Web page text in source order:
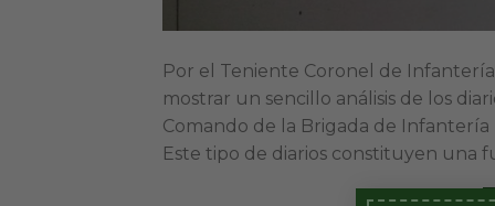
Por el Teniente Coronel de
mostrar un sencillo análisis de los
Comando de la Brigada de
Este tipo de diarios constituyen una